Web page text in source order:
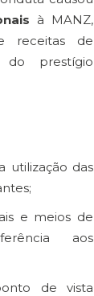
à MANZ,
receitas de
do prestígio
utilização das
e meios de
aos
de vista